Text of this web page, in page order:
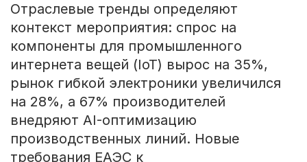
Отраслевые тренды определяют
контекст мероприятия: спрос на
компоненты для промышленного
интернета вещей (IoT) вырос на 35%,
рынок гибкой электроники увеличился
на 28%, а 67% производителей
внедряют AI-оптимизацию
производственных линий. Новые
требования ЕАЭС к